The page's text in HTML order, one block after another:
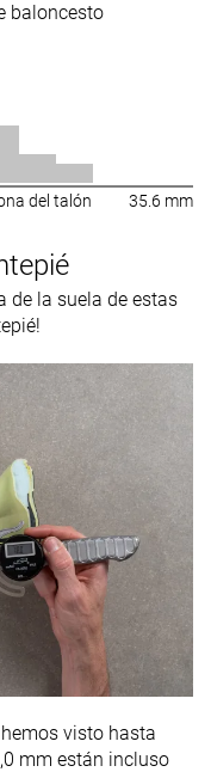
baloncesto
del talón 35.6 mm
de la suela de estas
visto hasta
mm están incluso